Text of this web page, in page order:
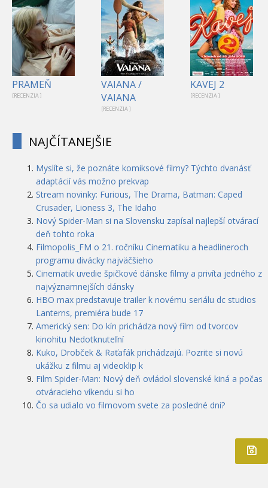
PRAMEŇ
[RECENZIA ]
VAIANA /
VAIANA
[RECENZIA ]
KAVEJ 2
[RECENZIA ]
NAJČÍTANEJŠIE
Myslíte si, že poznáte komiksové filmy? Týchto dvanásť
adaptácií vás možno prekvap
Stream novinky: Furious, The Drama, Batman: Caped
Crusader, Lioness 3, The Idaho
Nový Spider-Man si na Slovensku zapísal najlepší otvárací
deň tohto roka
Filmopolis_FM o 21. ročníku Cinematiku a headlineroch
programu divácky najväčšieho
Cinematik uvedie špičkové dánske filmy a privíta jedného z
najvýznamnejších dánsky
HBO max predstavuje trailer k novému seriálu dc studios
Lanterns, premiéra bude 17
Americký sen: Do kín prichádza nový film od tvorcov
kinohitu Nedotknuteľní
Kuko, Drobček & Raťafák prichádzajú. Pozrite si novú
ukážku z filmu aj videoklip k
Film Spider-Man: Nový deň ovládol slovenské kiná a počas
otváracieho víkendu si ho
Čo sa udialo vo filmovom svete za posledné dni?